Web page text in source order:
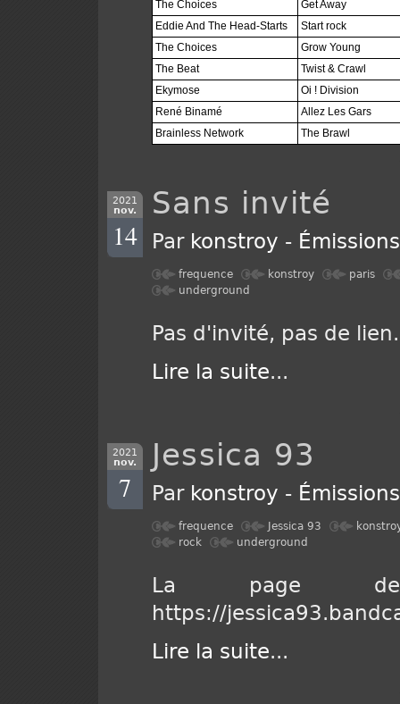
The Choices
Get Away
Eddie And The Head-Starts
Start rock
The Choices
Grow Young
The Beat
Twist & Crawl
Ekymose
Oi ! Division
René Binamé
Allez Les Gars
Brainless Network
The Brawl
2021
nov.
14
Sans invité
Par konstroy -
frequence konstroy
paris
underground
Pas d'invité, pas de lien.
Lire la suite...
2021
nov.
7
Jessica 93
Par konstroy -
frequence Jessica 93
rock
underground
La page
https://
Lire la suite...